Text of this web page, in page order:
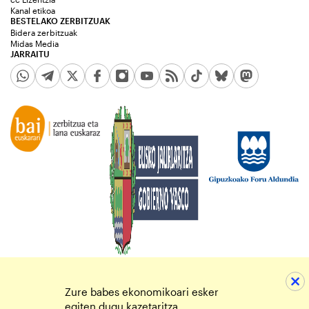
JARRAITU
Kanal etikoa
BESTELAKO ZERBITZUAK
Bidera zerbitzuak
Midas Media
Zure babes ekonomikoari esker
egiten dugu kazetaritza